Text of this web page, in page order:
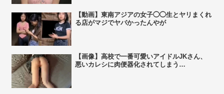
【動画】東南アジアの女子◯◯生とヤリまくれ
る店がマジでヤバかったんやが
【画像】高校で一番可愛いアイドルJKさん、
悪いカレシに肉便器化されてしまう…